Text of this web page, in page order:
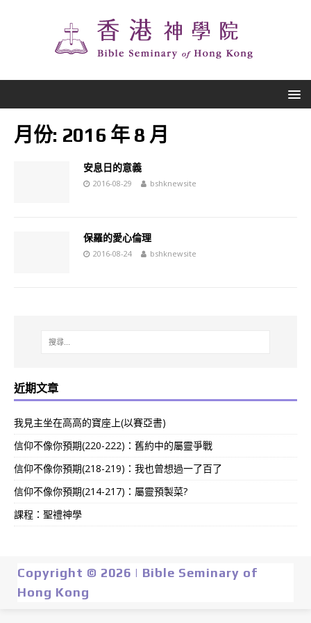
月份: 2016 年 8 月
安息日的意義
2016-08-29 bshknewsite
保羅的愛心倫理
2016-08-24 bshknewsite
近期文章
我見主坐在高高的寶座上(以賽亞書)
信仰不像你預期(220-222)：舊約中的屬靈爭戰
信仰不像你預期(218-219)：我也曾想過一了百了
信仰不像你預期(214-217)：屬靈預製菜?
課程：聖禮神學
Copyright © 2026 | Bible Seminary of
Hong Kong